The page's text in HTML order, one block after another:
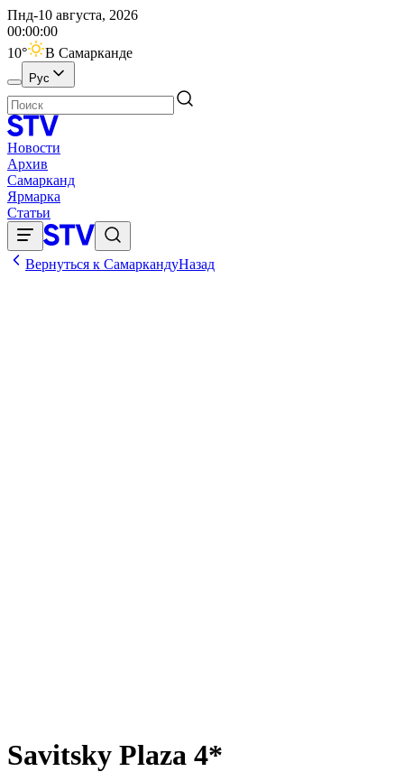
Пнд-10 августа, 2026
00:00:00
10° В Самарканде
Рус
Новости
Архив
Самарканд
Ярмарка
Статьи
Вернуться к СамаркандуНазад
Savitsky Plaza 4*